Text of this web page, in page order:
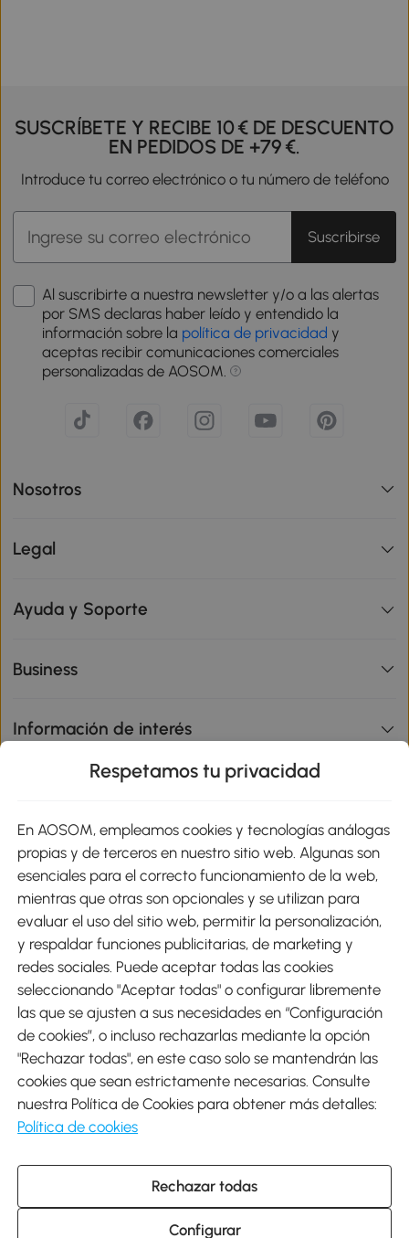
SUSCRÍBETE Y RECIBE 10 € DE DESCUENTO
EN PEDIDOS DE +79 €.
Introduce tu correo electrónico o tu número de teléfono
Suscribirse
Al suscribirte a nuestra newsletter y/o a las alertas
por SMS declaras haber leído y entendido la
información sobre la política de privacidad y
aceptas recibir comunicaciones comerciales
personalizadas de AOSOM.
Nosotros
Legal
Ayuda y Soporte
Business
Información de interés
Métodos de Pago
Envíos
Descargar Aosom App
Google Play
931 29 45 12 (L-V de 8:30 a 17:30h)
atencioncliente@aosom.es
C/ Roc Gros, nº 15. 08550 Els Hostalets de Balenyà (Barcelona),
Respetamos tu privacidad
En AOSOM, empleamos cookies y tecnologías análogas
propias y de terceros en nuestro sitio web. Algunas son
esenciales para el correcto funcionamiento de la web,
mientras que otras son opcionales y se utilizan para
evaluar el uso del sitio web, permitir la personalización,
y respaldar funciones publicitarias, de marketing y
redes sociales. Puede aceptar todas las cookies
seleccionando "Aceptar todas" o configurar libremente
las que se ajusten a sus necesidades en “Configuración
de cookies”, o incluso rechazarlas mediante la opción
"Rechazar todas", en este caso solo se mantendrán las
cookies que sean estrictamente necesarias. Consulte
nuestra Política de Cookies para obtener más detalles:
Política de cookies
Rechazar todas
Configurar